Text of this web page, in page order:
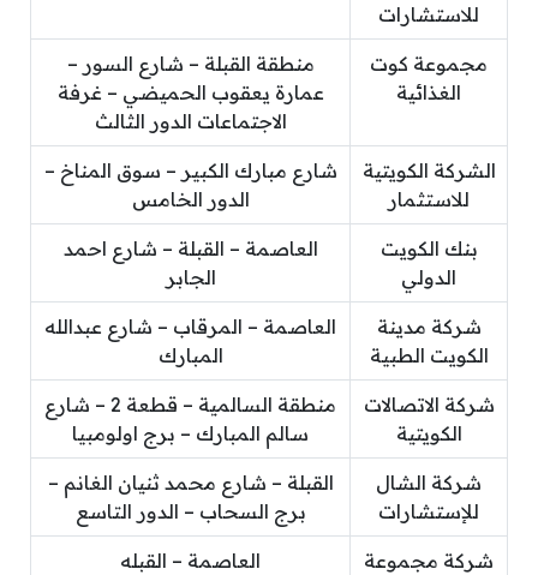
للاستشارات
مجموعة كوت
الغذائية
منطقة القبلة – شارع السور –
عمارة يعقوب الحميضي – غرفة
الاجتماعات الدور الثالث
الشركة الكويتية
للاستثمار
شارع مبارك الكبير – سوق المناخ –
الدور الخامس
بنك الكويت
الدولي
العاصمة – القبلة – شارع احمد
الجابر
شركة مدينة
الكويت الطبية
العاصمة – المرقاب – شارع عبدالله
المبارك
شركة الاتصالات
الكويتية
منطقة السالمية – قطعة 2 – شارع
سالم المبارك – برج اولومبيا
شركة الشال
للإستشارات
القبلة – شارع محمد ثنيان الغانم –
برج السحاب – الدور التاسع
شركة مجموعة
العاصمة – القبله